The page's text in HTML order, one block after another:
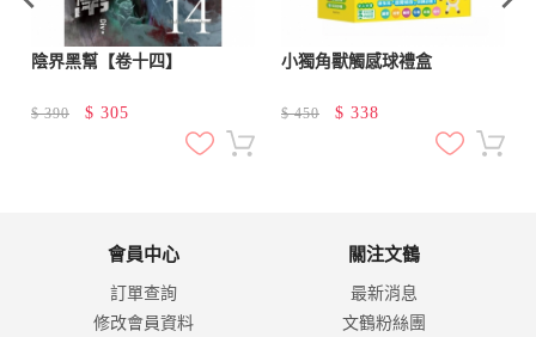
陰界黑幫【卷十四】
$390 $ 305
小獨角獸觸感球禮盒
$450 $ 338
會員中心
訂單查詢
修改會員資料
關注文鶴
最新消息
文鶴粉絲團